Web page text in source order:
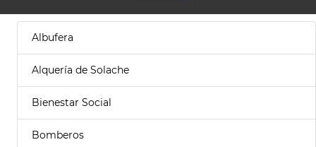
Albufera
Alquería de Solache
Bienestar Social
Bomberos